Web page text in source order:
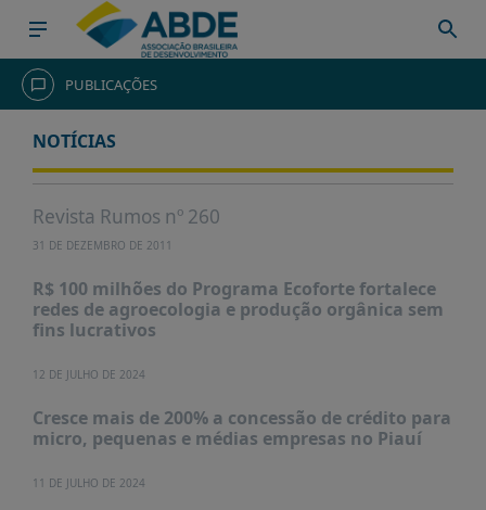
HOME
INSTITUCIONAL
ORGANOGRAMA
TEMÁTICAS
SISTEMA
NACIONAL
FOMENTO
O
É?
PUBLICAÇÕES
NOTÍCIAS
Revista Rumos nº 260
31 DE DEZEMBRO DE 2011
R$ 100 milhões do Programa Ecoforte fortalece
redes de agroecologia e produção orgânica sem
fins lucrativos
12 DE JULHO DE 2024
Cresce mais de 200% a concessão de crédito para
micro, pequenas e médias empresas no Piauí
11 DE JULHO DE 2024